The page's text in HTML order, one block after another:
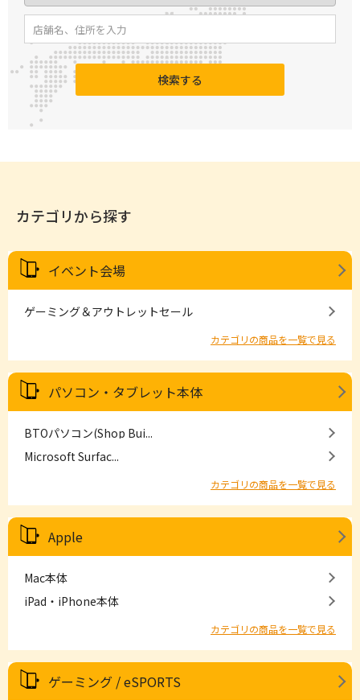
検索する
カテゴリから探す
イベント会場
ゲーミング＆アウトレットセール
カテゴリの商品を一覧で見る
パソコン・タブレット本体
BTOパソコン(Shop Bui...
Microsoft Surfac...
カテゴリの商品を一覧で見る
Apple
Mac本体
iPad・iPhone本体
カテゴリの商品を一覧で見る
ゲーミング / eSPORTS